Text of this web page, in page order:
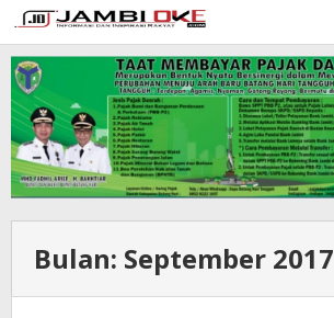
Lewati
ke
konten
Bulan: September 2017